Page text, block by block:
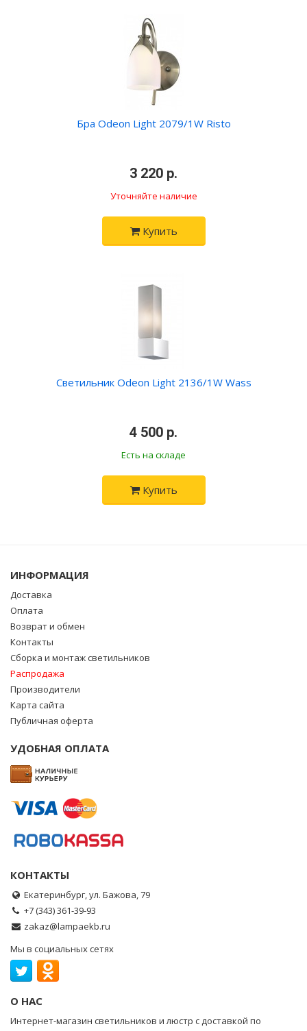
Бра Odeon Light 2079/1W Risto
3 220 р.
Уточняйте наличие
Купить
Светильник Odeon Light 2136/1W Wass
4 500 р.
Есть на складе
Купить
ИНФОРМАЦИЯ
Доставка
Оплата
Возврат и обмен
Контакты
Сборка и монтаж светильников
Распродажа
Производители
Карта сайта
Публичная оферта
УДОБНАЯ ОПЛАТА
КОНТАКТЫ
Екатеринбург, ул. Бажова, 79
+7 (343) 361-39-93
zakaz@lampaekb.ru
Мы в социальных сетях
О НАС
Интернет-магазин светильников и люстр с доставкой по